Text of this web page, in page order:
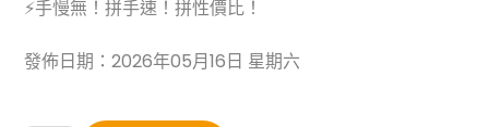
⚡手慢無！拼手速！拼性價比！
發佈日期：2026年05月16日 星期六